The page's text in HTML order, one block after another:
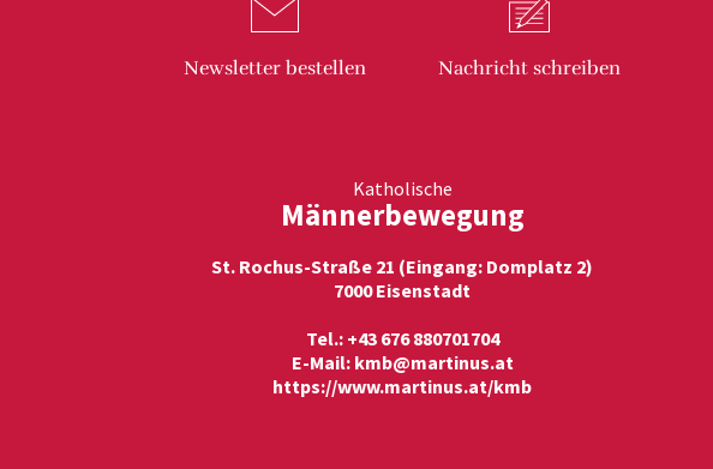
Newsletter bestellen Nachricht schreiben
Katholische
Männerbewegung
St. Rochus-Straße 21 (Eingang: Domplatz 2)
7000 Eisenstadt
Tel.: +43 676 880701704
E-Mail: kmb@martinus.at
https://www.martinus.at/kmb